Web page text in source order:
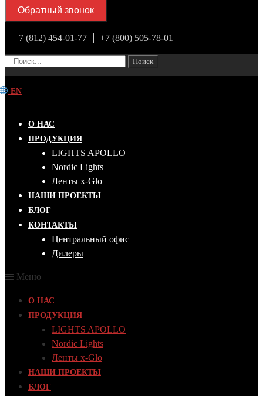
Обратный звонок
+7 (812) 454-01-77 +7 (800) 505-78-01
Поиск
EN
О НАС
ПРОДУКЦИЯ
LIGHTS APOLLO
Nordic Lights
Ленты x-Glo
НАШИ ПРОЕКТЫ
БЛОГ
КОНТАКТЫ
Центральный офис
Дилеры
Меню
О НАС
ПРОДУКЦИЯ
LIGHTS APOLLO
Nordic Lights
Ленты x-Glo
НАШИ ПРОЕКТЫ
БЛОГ